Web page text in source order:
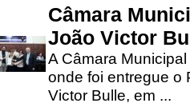
Câmara
João Victor
A Câmara
onde foi entregue o
Victor Bulle, em ...